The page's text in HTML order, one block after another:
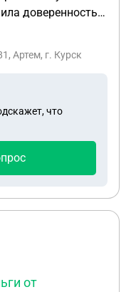
доверенность
или кто-то
если я за
Артем, г. Курск
что
от